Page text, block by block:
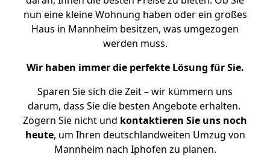
nun eine kleine Wohnung haben oder ein großes
Haus in Mannheim besitzen, was umgezogen
werden muss.
Wir haben immer die perfekte Lösung für Sie.
Sparen Sie sich die Zeit – wir kümmern uns
darum, dass Sie die besten Angebote erhalten.
Zögern Sie nicht und kontaktieren Sie uns noch
heute, um Ihren deutschlandweiten Umzug von
Mannheim nach Iphofen zu planen.